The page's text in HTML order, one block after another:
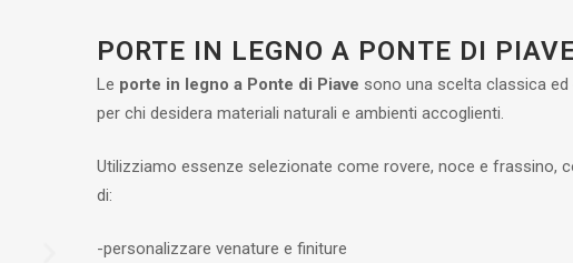
PORTE IN LEGNO A PONTE DI
Le porte in legno a Ponte di Piave sono una scelta classica ed
per chi desidera materiali naturali e ambienti accoglienti.
Utilizziamo essenze selezionate come rovere, noce e frassino,
di:
-personalizzare venature e finiture